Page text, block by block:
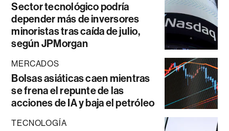
Sector tecnológico podría
depender más de inversores
minoristas tras caída de julio,
según JPMorgan
MERCADOS
Bolsas asiáticas caen mientras
se frena el repunte de las
acciones de IA y baja el petróleo
TECNOLOGÍA